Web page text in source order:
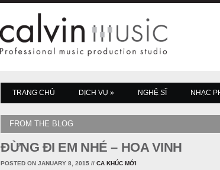
TRANG CHỦ DỊCH VỤ » NGHỆ SĨ NHẠC
FROM THE BLOG
ĐỪNG ĐI EM NHÉ – HOA VINH
POSTED ON JANUARY 8, 2015 // CA KHÚC MỚI